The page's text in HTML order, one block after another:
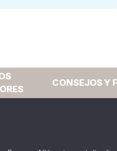
CONSEJOS Y